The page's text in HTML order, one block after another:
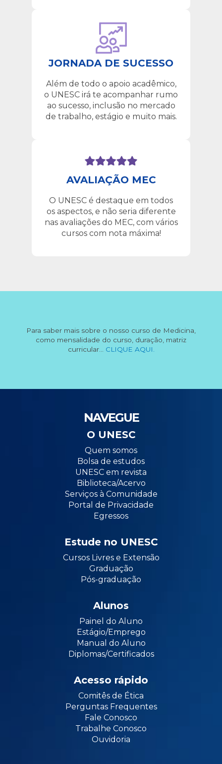
JORNADA DE SUCESSO
Além de todo o apoio acadêmico,
o UNESC irá te acompanhar rumo
ao sucesso, inclusão no mercado
de trabalho, estágio e muito mais.
AVALIAÇÃO MEC
O UNESC é destaque em todos
os aspectos, e não seria diferente
nas avaliações do MEC, com vários
cursos com nota máxima!
Para saber mais sobre o nosso curso de Medicina,
como mensalidade do curso, duração, matriz
curricular... CLIQUE AQUI.
NAVEGUE
O UNESC
Quem somos
Bolsa de estudos
UNESC em revista
Biblioteca/Acervo
Serviços à Comunidade
Portal de Privacidade
Egressos
Estude no UNESC
Cursos Livres e Extensão
Graduação
Pós-graduação
Alunos
Painel do Aluno
Estágio/Emprego
Manual do Aluno
Diplomas/Certificados
Acesso rápido
Comitês de Ética
Perguntas Frequentes
Fale Conosco
Trabalhe Conosco
Ouvidoria